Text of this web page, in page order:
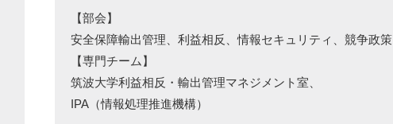
【部会】
安全保障輸出管理、利益相反、情報セキュリティ、競争政策
【専門チーム】
筑波大学利益相反・輸出管理マネジメント室、
IPA（情報処理推進機構）